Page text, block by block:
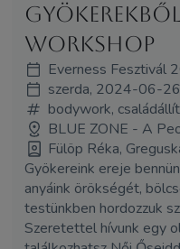
workshop
Everness Fesztivál
szerda, 2024-06-
bodywork,
BLUE ZONE - A
Fülöp Réka,
Gyökereink ereje
anyáink örökségét,
testünkben hordozzuk
Szeretettel hívunk egy